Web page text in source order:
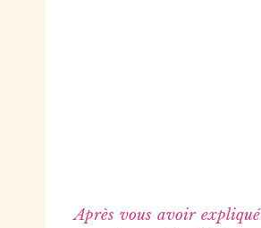
Après vous avoir